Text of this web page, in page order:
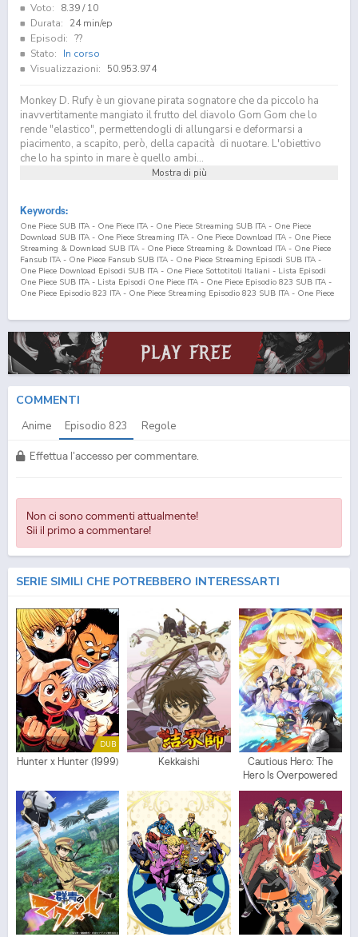
Voto: 8.39/ 10
Durata:
24 min/ep
Episodi: ??
Stato:
In corso
Visualizzazioni:
50.953.974
Monkey D. Rufy è un giovane pirata sognatore che da piccolo ha
inavvertitamente mangiato il frutto del diavolo Gom Gom che lo
rende "elastico", permettendogli di allungarsi e deformarsi a
piacimento, a scapito, però, della capacità di nuotare. L'obiettivo
che lo ha spinto in mare è quello ambi...
Mostra di più
Keywords:
One Piece SUB ITA - One Piece ITA - One Piece Streaming SUB ITA - One Piece
Download SUB ITA - One Piece Streaming ITA - One Piece Download ITA - One Piece
Streaming & Download SUB ITA - One Piece Streaming & Download ITA - One Piece
Fansub ITA - One Piece Fansub SUB ITA - One Piece Streaming Episodi SUB ITA -
One Piece Download Episodi SUB ITA - One Piece Sottotitoli Italiani - Lista Episodi
One Piece SUB ITA - Lista Episodi One Piece ITA - One Piece Episodio 823 SUB ITA -
One Piece Episodio 823 ITA - One Piece Streaming Episodio 823 SUB ITA - One Piece
COMMENTI
Anime Episodio 823 Regole
Effettua l'accesso per commentare.
Non ci sono commenti attualmente!
Sii il primo a commentare!
SERIE SIMILI CHE POTREBBERO INTERESSARTI
DUB
Hunter x Hunter (1999) Kekkaishi
Cautious Hero: The
Hero Is Overpowered
but Overly Cautious